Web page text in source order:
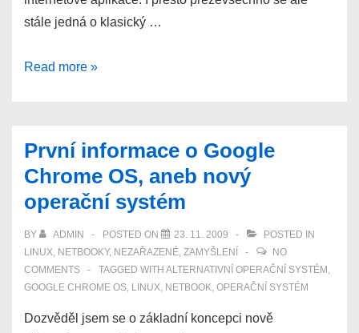
stále jedná o klasický …
Nový
značná
podoba
s
Chrome
OS
Read more »
První informace o Google
Chrome OS, aneb nový
operační systém
BY ADMIN POSTED ON 23. 11. 2009
POSTED IN
LINUX, NETBOOKY, NEZAŘAZENÉ, ZAMYŠLENÍ
NO
COMMENTS
TAGGED WITH ALTERNATIVNÍ OPERAČNÍ SYSTÉM ,
GOOGLE CHROME OS, LINUX, NETBOOK, OPERAČNÍ SYSTÉM
Dozvěděl jsem se o základní koncepci nově